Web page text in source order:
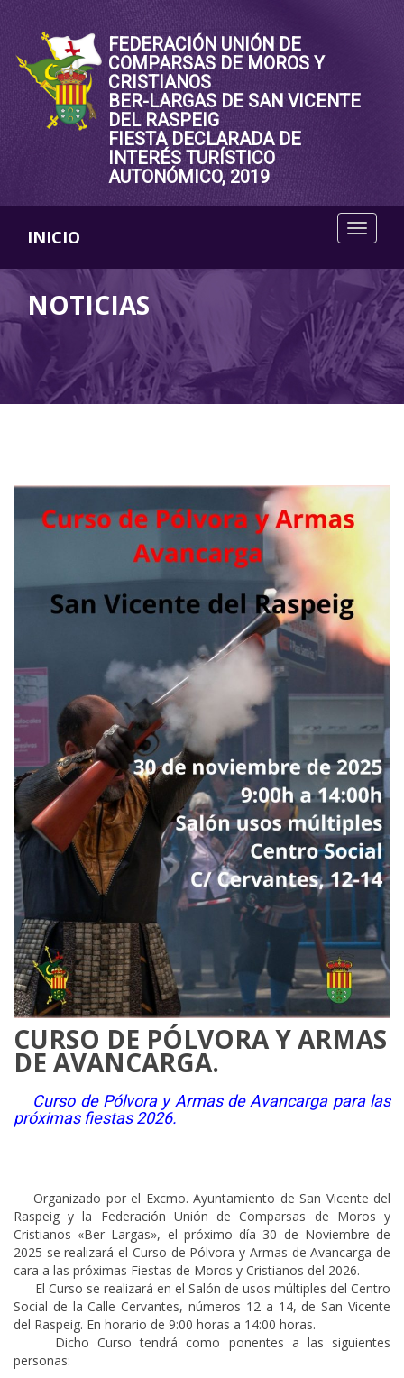
FEDERACIÓN UNIÓN DE
COMPARSAS DE MOROS Y
CRISTIANOS
BER-LARGAS DE SAN VICENTE
DEL RASPEIG
FIESTA DECLARADA DE
INTERÉS TURÍSTICO
AUTONÓMICO, 2019
INICIO
NOTICIAS
CURSO DE PÓLVORA Y ARMAS
DE AVANCARGA.
Curso de Pólvora y Armas de Avancarga para las
próximas fiestas 2026.
Organizado por el Excmo. Ayuntamiento de San Vicente del
Raspeig y la Federación Unión de Comparsas de Moros y
Cristianos «Ber Largas», el próximo día 30 de Noviembre de
2025 se realizará el Curso de Pólvora y Armas de Avancarga de
cara a las próximas Fiestas de Moros y Cristianos del 2026.
El Curso se realizará en el Salón de usos múltiples del Centro
Social de la Calle Cervantes, números 12 a 14, de San Vicente
del Raspeig. En horario de 9:00 horas a 14:00 horas.
Dicho Curso tendrá como ponentes a las siguientes
personas: